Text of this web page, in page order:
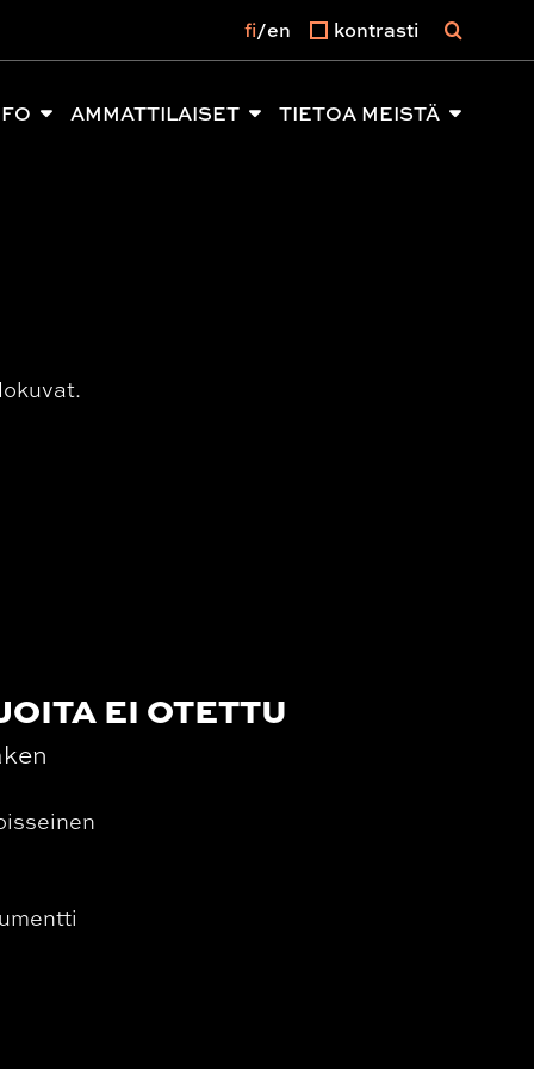
AMMATTILAISET TIETOA MEISTÄ
fi en kontrasti
EI OTETTU